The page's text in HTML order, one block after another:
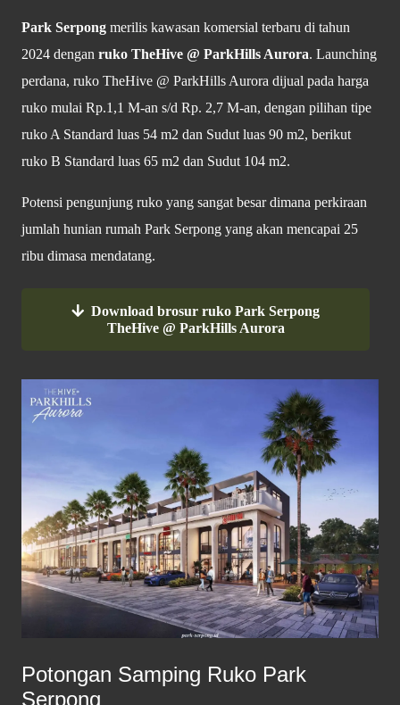
Park Serpong merilis kawasan komersial terbaru di tahun
2024 dengan ruko TheHive @ ParkHills Aurora. Launching
perdana, ruko TheHive @ ParkHills Aurora dijual pada harga
ruko mulai Rp.1,1 M-an s/d Rp. 2,7 M-an, dengan pilihan tipe
ruko A Standard luas 54 m2 dan Sudut luas 90 m2, berikut
ruko B Standard luas 65 m2 dan Sudut 104 m2.
Potensi pengunjung ruko yang sangat besar dimana perkiraan
jumlah hunian rumah Park Serpong yang akan mencapai 25
ribu dimasa mendatang.
Download brosur ruko Park Serpong
TheHive @ ParkHills Aurora
Potongan Samping Ruko Park
Serpong